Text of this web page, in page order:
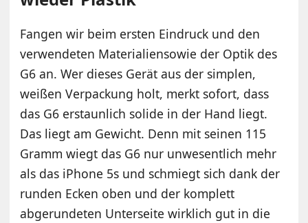
Fangen wir beim ersten Eindruck und den
verwendeten Materialiensowie der Optik des
G6 an. Wer dieses Gerät aus der simplen,
weißen Verpackung holt, merkt sofort, dass
das G6 erstaunlich solide in der Hand liegt.
Das liegt am Gewicht. Denn mit seinen 115
Gramm wiegt das G6 nur unwesentlich mehr
als das iPhone 5s und schmiegt sich dank der
runden Ecken oben und der komplett
abgerundeten Unterseite wirklich gut in die